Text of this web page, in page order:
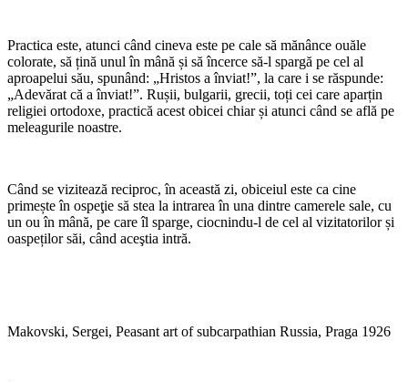
Practica este, atunci când cineva este pe cale să mănânce ouăle
colorate, să țină unul în mână și să încerce să-l spargă pe cel al
aproapelui său, spunând: „Hristos a înviat!”, la care i se răspunde:
„Adevărat că a înviat!”. Rușii, bulgarii, grecii, toți cei care aparțin
religiei ortodoxe, practică acest obicei chiar și atunci când se află pe
meleagurile noastre.
Când se vizitează reciproc, în această zi, obiceiul este ca cine
primește în ospeţie să stea la intrarea în una dintre camerele sale, cu
un ou în mână, pe care îl sparge, ciocnindu-l de cel al vizitatorilor și
oaspeților săi, când aceştia intră.
Makovski, Sergei, Peasant art of subcarpathian Russia, Praga 1926